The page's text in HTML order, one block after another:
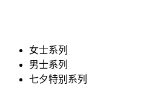
女士系列
男士系列
七夕特别系列